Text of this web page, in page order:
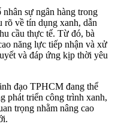
sự ngân hàng trong
rõ về tín dụng xanh, dẫn
cầu thực tế. Từ đó, bà
năng lực tiếp nhận và xử
và đáp ứng kịp thời yêu
đạo TPHCM đang thể
phát triển công trình xanh,
trọng nhằm nâng cao